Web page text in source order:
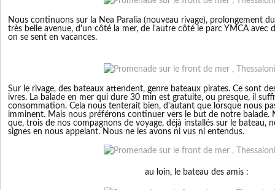
Nous continuons sur la Nea Paralia (nouveau rivage), prolongement
très belle avenue, d'un côté la mer, de l'autre côté le parc YMCA avec
on se sent en vacances.
Sur le rivage, des bateaux attendent, genre bateaux pirates. Ce sont
ivres. La balade en mer qui dure 30 min est gratuite, ou presque, il
consommation. Cela nous tenterait bien, d'autant que lorsque nous
imminent. Mais nous préférons continuer vers le but de notre balade.
que, trois de nos compagnons de voyage, déjà installés sur le bateau,
signes en nous appelant. Nous ne les avons ni vus ni entendus.
au loin, le bateau des amis :